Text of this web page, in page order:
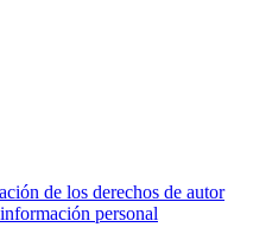
de los derechos de autor
personal